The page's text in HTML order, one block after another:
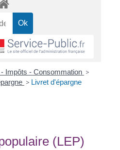
Impôts - Consommation >
> Livret d'épargne
(LEP)